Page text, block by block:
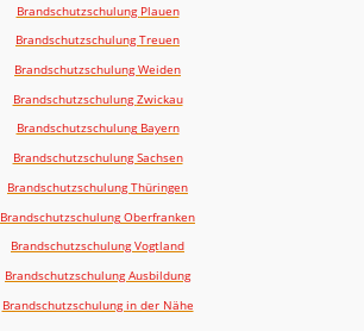
Brandschutzschulung Plauen
Brandschutzschulung Treuen
BrandschutzschulungWeiden
BrandschutzschulungZwickau
BrandschutzschulungBayern
Brandschutzschulung Sachsen
BrandschutzschulungThüringen
BrandschutzschulungOberfranken
Brandschutzschulung Vogtland
Brandschutzschulung Ausbildung
Brandschutzschulung in der Nähe